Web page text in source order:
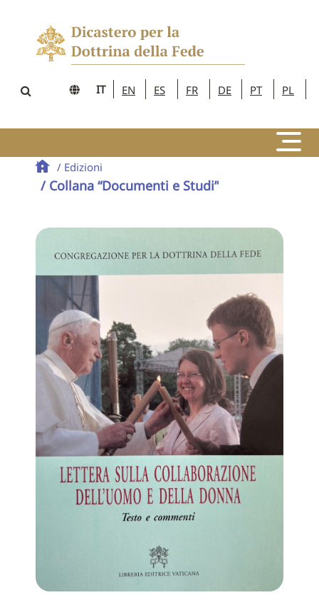
IT EN ES FR DE PT PL
/ Edizioni
/ Collana “Documenti e Studi”